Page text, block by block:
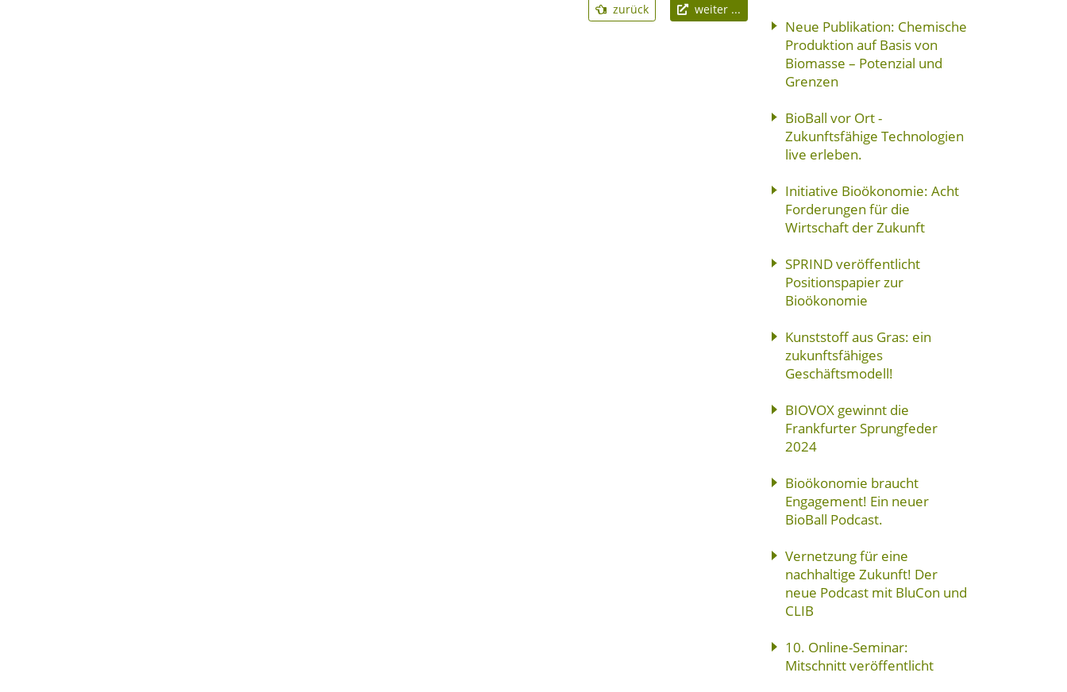
zurück weiter ...
Neue Publikation: Chemische
Produktion auf Basis von
Biomasse – Potenzial und
Grenzen
BioBall vor Ort -
Zukunftsfähige Technologien
live erleben.
Initiative Bioökonomie: Acht
Forderungen für die
Wirtschaft der Zukunft
SPRIND veröffentlicht
Positionspapier zur
Bioökonomie
Kunststoff aus Gras: ein
zukunftsfähiges
Geschäftsmodell!
BIOVOX gewinnt die
Frankfurter Sprungfeder
2024
Bioökonomie braucht
Engagement! Ein neuer
BioBall Podcast.
Vernetzung für eine
nachhaltige Zukunft! Der
neue Podcast mit BluCon und
CLIB
10. Online-Seminar:
Mitschnitt veröffentlicht